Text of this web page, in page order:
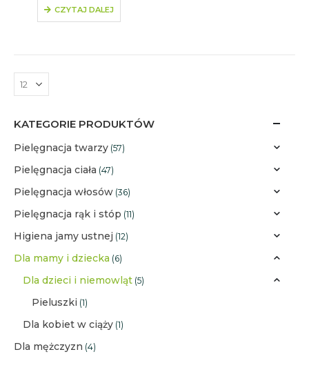
CZYTAJ DALEJ
KATEGORIE PRODUKTÓW
Pielęgnacja twarzy (57)
Pielęgnacja ciała (47)
Pielęgnacja włosów (36)
Pielęgnacja rąk i stóp (11)
Higiena jamy ustnej (12)
Dla mamy i dziecka (6)
Dla dzieci i niemowląt (5)
Pieluszki (1)
Dla kobiet w ciąży (1)
Dla mężczyzn (4)